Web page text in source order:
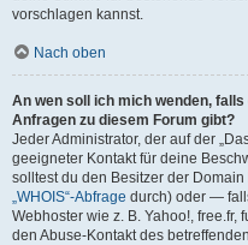
vorschlagen kannst.
Nach oben
An wen soll ich mich wenden,
Anfragen zu diesem Forum gibt?
Jeder Administrator, der auf der
geeigneter Kontakt für deine
solltest du den Besitzer der
„WHOIS“-Abfrage durch) oder —
Webhoster wie z. B. Yahoo!,
den Abuse-Kontakt des